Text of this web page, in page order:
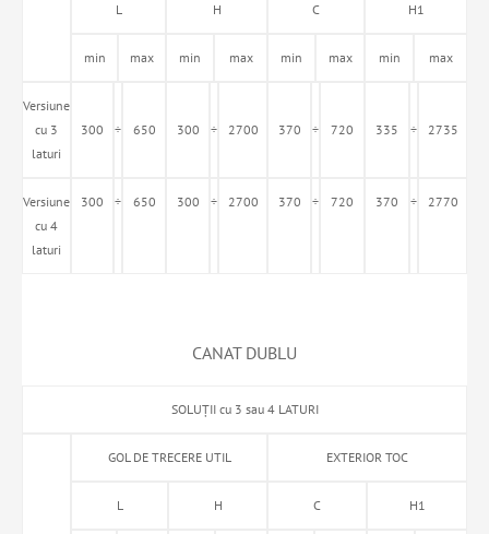
L H C H1
min max min max min max min max
Versiune
cu 3
laturi
300 ÷ 650 300 ÷ 2700 370 ÷ 720 335 ÷ 2735
Versiune
cu 4
laturi
300 ÷ 650 300 ÷ 2700 370 ÷ 720 370 ÷ 2770
CANAT DUBLU
SOLUȚII cu 3 sau 4 LATURI
GOL DE TRECERE UTIL EXTERIOR TOC
L H C H1